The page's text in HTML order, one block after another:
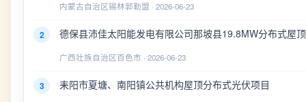
内蒙古自治区锡林郭勒盟 · 2026-06-23
2 德保县沛佳太阳能发电有限公司那坡县19.8MW分布式屋
广西壮族自治区百色市 · 2026-06-23
3 耒阳市夏塘、南阳镇公共机构屋顶分布式光伏项目